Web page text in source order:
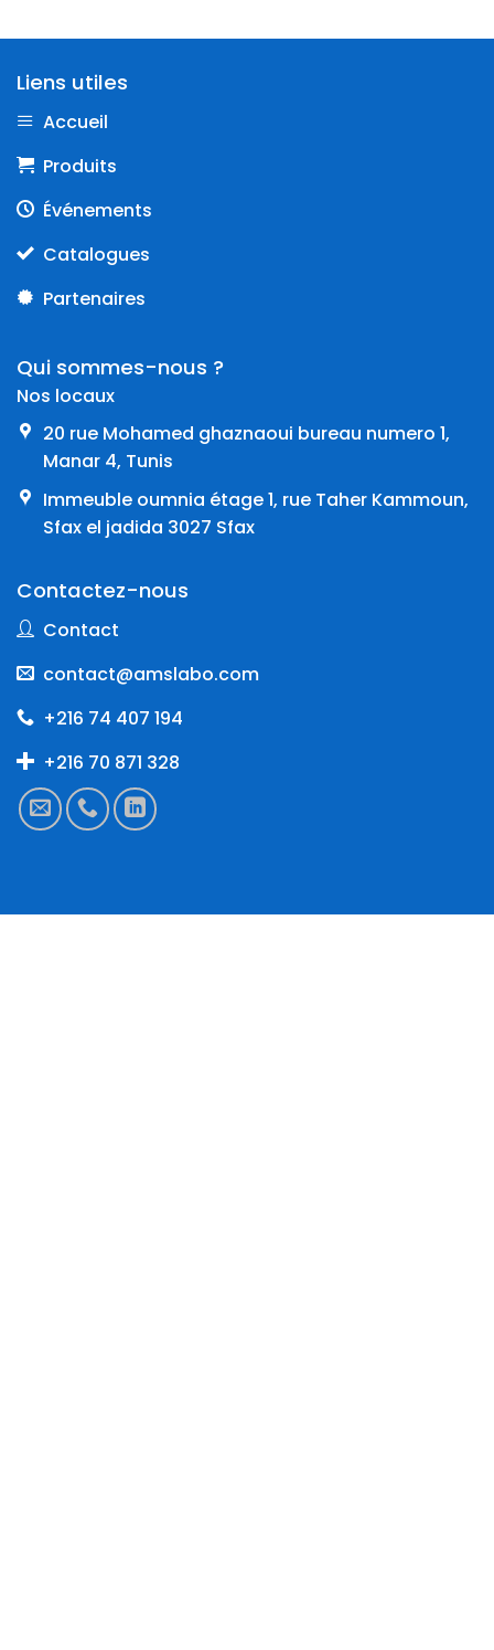
Liens utiles
Accueil
Produits
Événements
Catalogues
Partenaires
Qui sommes-nous ?
Nos locaux
20 rue Mohamed ghaznaoui bureau numero 1,
Manar 4, Tunis
Immeuble oumnia étage 1, rue Taher Kammoun,
Sfax el jadida 3027 Sfax
Contactez-nous
Contact
contact@amslabo.com
+216 74 407 194
+216 70 871 328